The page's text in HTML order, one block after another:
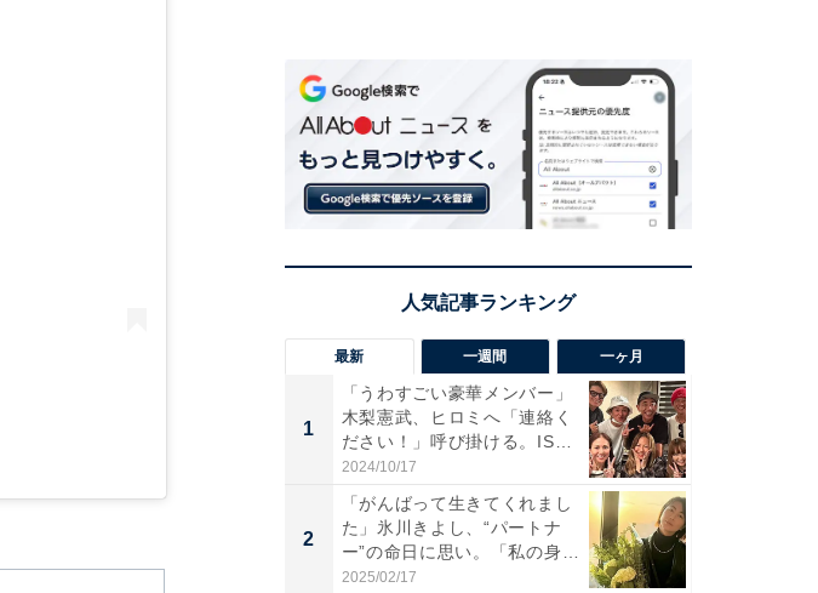
最新 一週間 一ヶ月
1
「うわすごい豪華メンバー」
木梨憲武、ヒロミへ「連絡く
ださい！」呼び掛ける。IS
S...
2024/10/17
2
「がんばって生きてくれまし
た」氷川きよし、“パートナ
ー”の命日に思い。「私の身
体...
2025/02/17